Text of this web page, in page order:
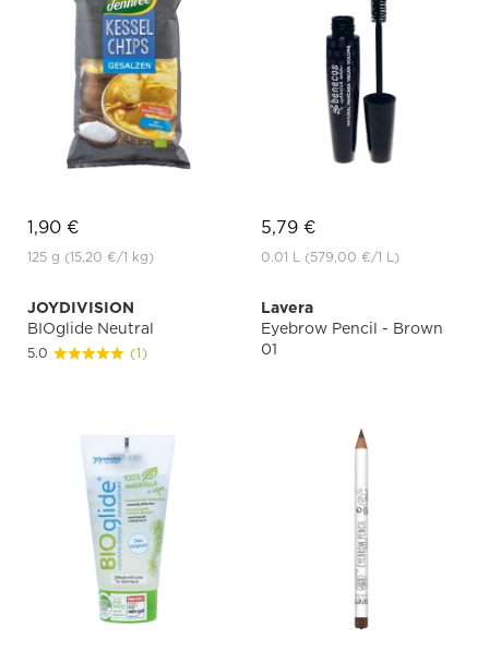
1,90 €
125 g (15,20 €/1 kg)
5,79 €
0.01 L (579,00 €/1 L)
JOYDIVISION
BIOglide Neutral
5.0 (1)
Lavera
Eyebrow Pencil - Brown
01